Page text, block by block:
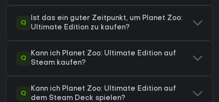
Q
Ist das ein guter Zeitpunkt, um Planet Zoo:
Ultimate Edition zu kaufen?
Q
Kann ich Planet Zoo: Ultimate Edition auf
Steam kaufen?
Q
Kann ich Planet Zoo: Ultimate Edition auf
dem Steam Deck spielen?